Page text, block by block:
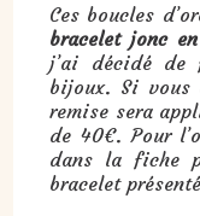
Ces boucles
bracelet jonc en
j’ai décidé de
bijoux. Si vous
remise sera
de 40€. Pour
dans la fiche
bracelet